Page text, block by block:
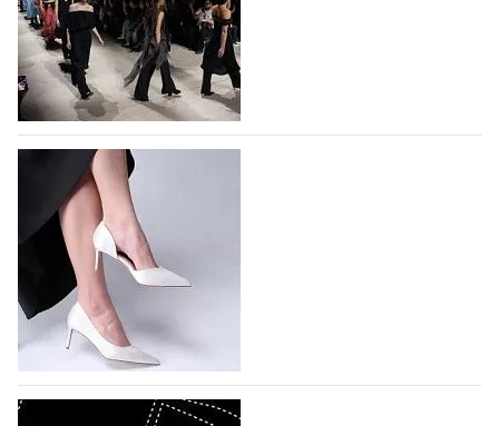
На участие в Московской неделе моды
подано 1047 заявок
На участие в седьмой Московской неделе моды,
которая пройдет в российской столице с 26 сентября
по 1 октября, уже подано 1047 заявок. Примерно
половину из них (494) прислали дизайнеры,
коллекции которых не были представлены в…
07.08.2026 543
BALLINA представит свои новинки на Euro